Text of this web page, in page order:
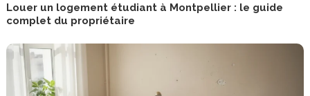
Louer un logement étudiant à Montpellier : le guide
complet du propriétaire